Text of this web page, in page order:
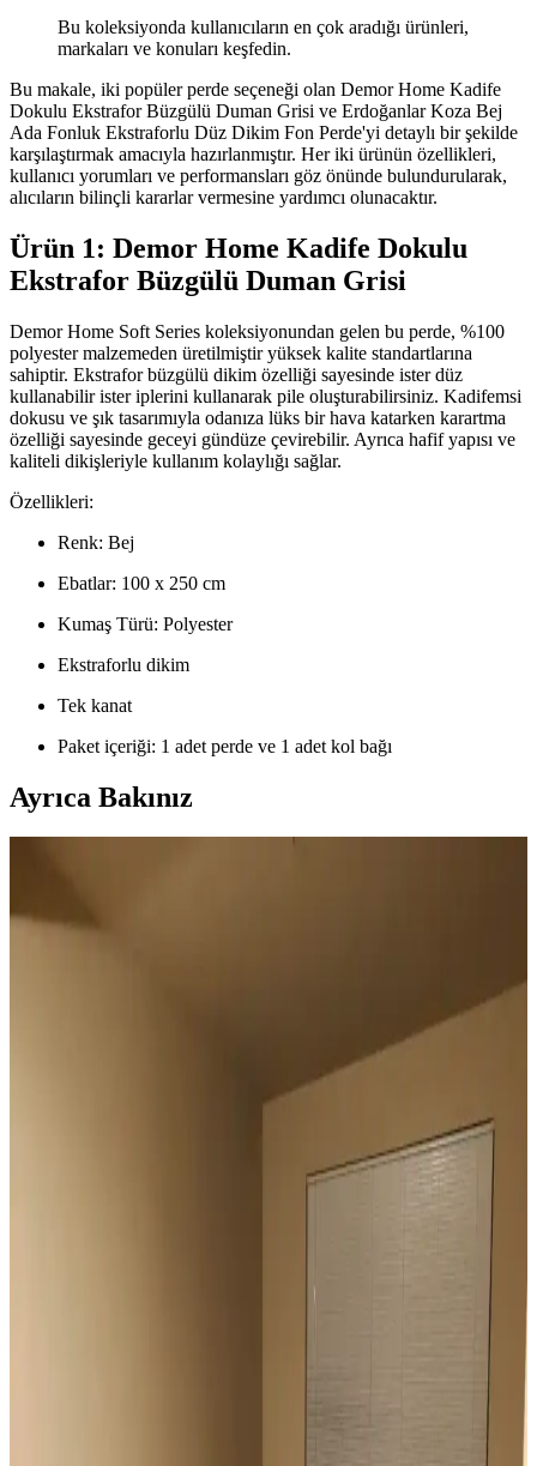
Bu koleksiyonda kullanıcıların en çok aradığı ürünleri,
markaları ve konuları keşfedin.
Bu makale, iki popüler perde seçeneği olan Demor Home Kadife
Dokulu Ekstrafor Büzgülü Duman Grisi ve Erdoğanlar Koza Bej
Ada Fonluk Ekstraforlu Düz Dikim Fon Perde'yi detaylı bir şekilde
karşılaştırmak amacıyla hazırlanmıştır. Her iki ürünün özellikleri,
kullanıcı yorumları ve performansları göz önünde bulundurularak,
alıcıların bilinçli kararlar vermesine yardımcı olunacaktır.
Ürün 1: Demor Home Kadife Dokulu
Ekstrafor Büzgülü Duman Grisi
Demor Home Soft Series koleksiyonundan gelen bu perde, %100
polyester malzemeden üretilmiştir yüksek kalite standartlarına
sahiptir. Ekstrafor büzgülü dikim özelliği sayesinde ister düz
kullanabilir ister iplerini kullanarak pile oluşturabilirsiniz. Kadifemsi
dokusu ve şık tasarımıyla odanıza lüks bir hava katarken karartma
özelliği sayesinde geceyi gündüze çevirebilir. Ayrıca hafif yapısı ve
kaliteli dikişleriyle kullanım kolaylığı sağlar.
Özellikleri:
Renk: Bej
Ebatlar: 100 x 250 cm
Kumaş Türü: Polyester
Ekstraforlu dikim
Tek kanat
Paket içeriği: 1 adet perde ve 1 adet kol bağı
Ayrıca Bakınız
Geniş Pencereler İçin Fonksiyonel ve Estetik Perde
Geniş pencereler için hücresel stor, iki stor perde kullanımı, rulo stor
ve pencere filmleri gibi işlevsel ve estetik perde seçenekleri manzara
Vintage yatakların mekâna uyumu, boyut ve yerleşim planlaması ile